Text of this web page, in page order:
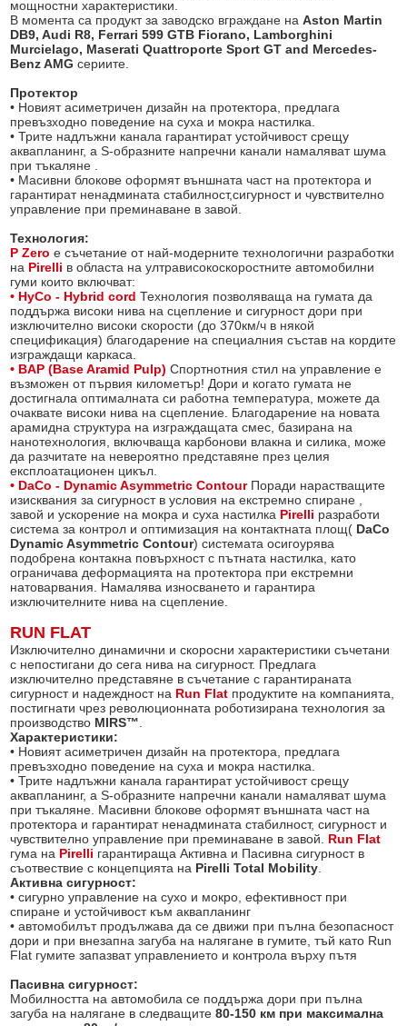
мощностни характеристики.
В момента са продукт за заводско вграждане наAston Martin
DB9, Audi R8, Ferrari 599 GTB Fiorano, Lamborghini
Murcielago, Maserati Quattroporte Sport GT and Mercedes-
Benz AMG сериите.
Протектор
• Новият асиметричен дизайн на протектора, предлага
превъзхoдно поведение на суха и мокра настилка.
• Трите надлъжни канала гарантират устойчивост срещу
аквапланинг, а S-образните напречни канали намаляват шума
при тъкаляне .
• Масивни блокове оформят външната част на протектора и
гарантират ненадмината стабилност,сигурност и чувствително
управление при преминаване в завой.
Технология:
P Zero е съчетание от най-модерните технологични разработки
на Pirelli в областа на ултрависокоскоростните автомобилни
гуми които включват:
• HyCo - Hybrid cord Технология позволяваща на гумата да
поддържа високи нива на сцепление и сигурност дори при
изключително високи скорости (до 370км/ч в някой
спецификация) благодарение на специалния състав на кордите
изграждащи каркаса.
• BAP (Base Aramid Pulp)Спортнотния стил на управление е
възможен от първия километър! Дори и когато гумата не
достигнала оптималната си работна температура, можете да
очаквате високи нива на сцепление. Благодарение на новата
арамидна структура на изграждащата смес, базирана на
нанотехнология, включваща карбонови влакна и силика, може
да разчитате на невероятно представяне през целия
експлоатационен цикъл.
• DaCo - Dynamic Asymmetric ContourПоради нарастващите
изисквания за сигурност в условия на екстремно спиране ,
завой и ускорение на мокра и суха настилка Pirelli разработи
система за контрол и оптимизация на контактната площ( DaCo
Dynamic Asymmetric Contour) системата осигоурява
подобрена контакна повърхност с пътната настилка, като
ограничава деформацията на протектора при екстремни
натоварвания. Намалява износването и гарантира
изключителните нива на сцепление.
RUN FLAT
Изключително динамични и скоросни характеристики съчетани
с непостигани до сега нива на сигурност. Предлага
изключително представяне в съчетание с гарантираната
сигурност и надеждност на Run Flat продуктите на компанията,
постигнати чрез революционната роботизирана технология за
производство MIRS™
Характеристики:
• Новият асиметричен дизайн на протектора, предлага
превъзхoдно поведение на суха и мокра настилка.
• Трите надлъжни канала гарантират устойчивост срещу
аквапланинг, а S-образните напречни канали намаляват шума
при тъкаляне. Масивни блокове оформят външната част на
протектора и гарантират ненадмината стабилност, сигурност и
чувствително управление при преминаване в завой. Run Flat
гума на Pirelli гарантираща Активна и Пасивна сигурност в
съотвествие с концепцията на Pirelli Total Mobility
Активна сигурност:
• сигурно управление на сухо и мокро, ефективност при
спиране и устойчивост към аквапланинг
• автомобилът продължава да се движи при пълна безопасност
дори и при внезапна загуба на налягане в гумите, тъй като Run
Flat гумите запазват управлението и контрола върху пътя
Пасивна сигурност:
Мобилността на автомобила се поддържа дори при пълна
загуба на налягане в следващите80-150 км при максимална